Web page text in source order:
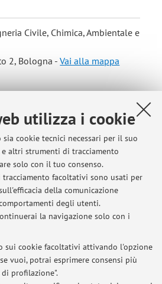
utilizza i cookie
cookie tecnici necessari per il suo
altri strumenti di tracciamento
solo con il tuo consenso.
facoltativi sono usati per
della comunicazione
degli utenti.
la navigazione solo con i
sui cookie facoltativi attivando l'opzione
vuoi, potrai esprimere consensi più
profilazione".
Civile, Chimica, Ambientale e
2, Bologna -Vai alla mappa
14:00 alle 15:00 o su
Ultimi avvisi